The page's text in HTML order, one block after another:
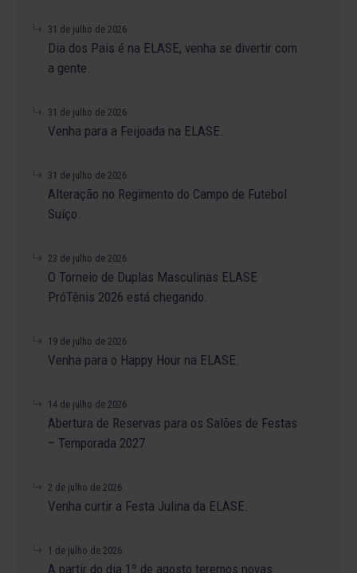
31 de julho de 2026
Dia dos Pais é na ELASE, venha se divertir com
a gente.
31 de julho de 2026
Venha para a Feijoada na ELASE.
31 de julho de 2026
Alteração no Regimento do Campo de Futebol
Suíço.
23 de julho de 2026
O Torneio de Duplas Masculinas ELASE
PróTênis 2026 está chegando.
19 de julho de 2026
Venha para o Happy Hour na ELASE.
14 de julho de 2026
Abertura de Reservas para os Salões de Festas
– Temporada 2027
2 de julho de 2026
Venha curtir a Festa Julina da ELASE.
1 de julho de 2026
A partir do dia 1º de agosto teremos novas